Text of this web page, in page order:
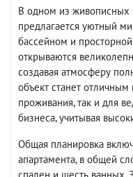
В одном из живописных
предлагается уютный
бассейном и
открываются
создавая атмосферу
объект станет
проживания, так и для
бизнеса, учитывая
Общая планировка
апартамента, в общей